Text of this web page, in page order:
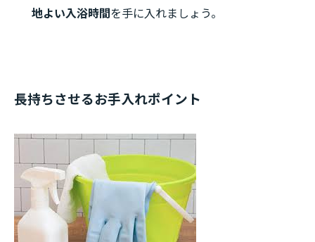
地よい入浴時間 を手に入れましょう。
長持ちさせるお手入れポイント